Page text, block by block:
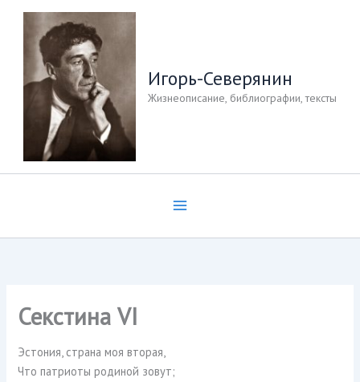
Перейти
содержимому
Игорь-Северянин
Жизнеописание, библиографии, тексты
Секстина VI
Эстония, страна моя вторая,
Что патриоты родиной зовут;